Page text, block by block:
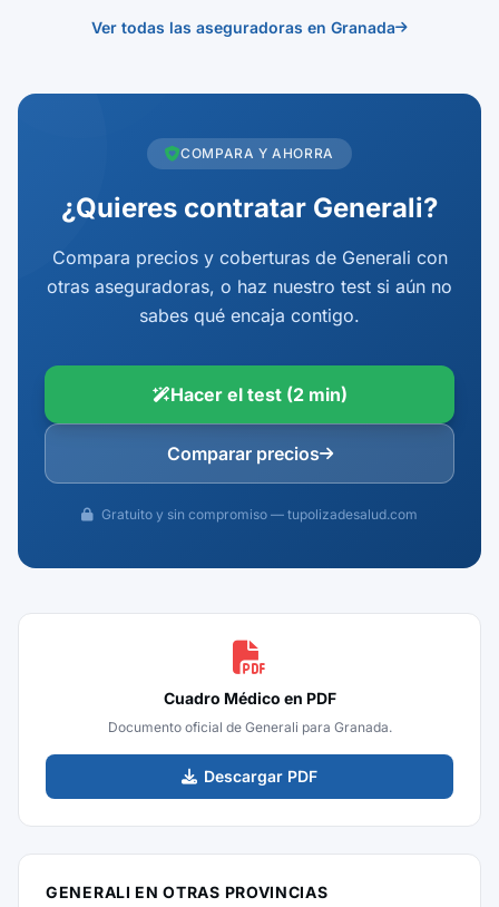
Ver todas las aseguradoras en Granada
COMPARA Y AHORRA
¿Quieres contratar Generali?
Compara precios y coberturas de Generali con
otras aseguradoras, o haz nuestro test si aún no
sabes qué encaja contigo.
Hacer el test (2 min)
Comparar precios
Gratuito y sin compromiso — tupolizadesalud.com
Cuadro Médico en PDF
Documento oficial de Generali para Granada.
Descargar PDF
GENERALI EN OTRAS PROVINCIAS